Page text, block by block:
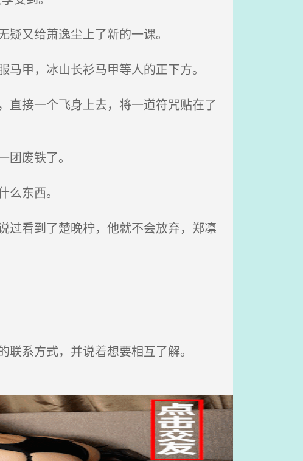
又给萧逸尘上了新的一课。
甲，冰山长衫马甲等人的正下方。
接一个飞身上去，将一道符咒贴在了
废铁了。
东西。
看到了楚晚柠，他就不会放弃，郑凛
系方式，并说着想要相互了解。